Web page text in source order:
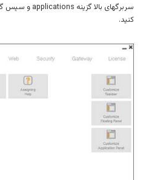
کنید.